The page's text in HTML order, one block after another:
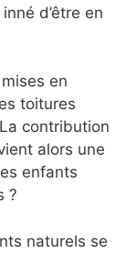
d’être en
en
toitures
contribution
alors une
enfants
?
naturels se